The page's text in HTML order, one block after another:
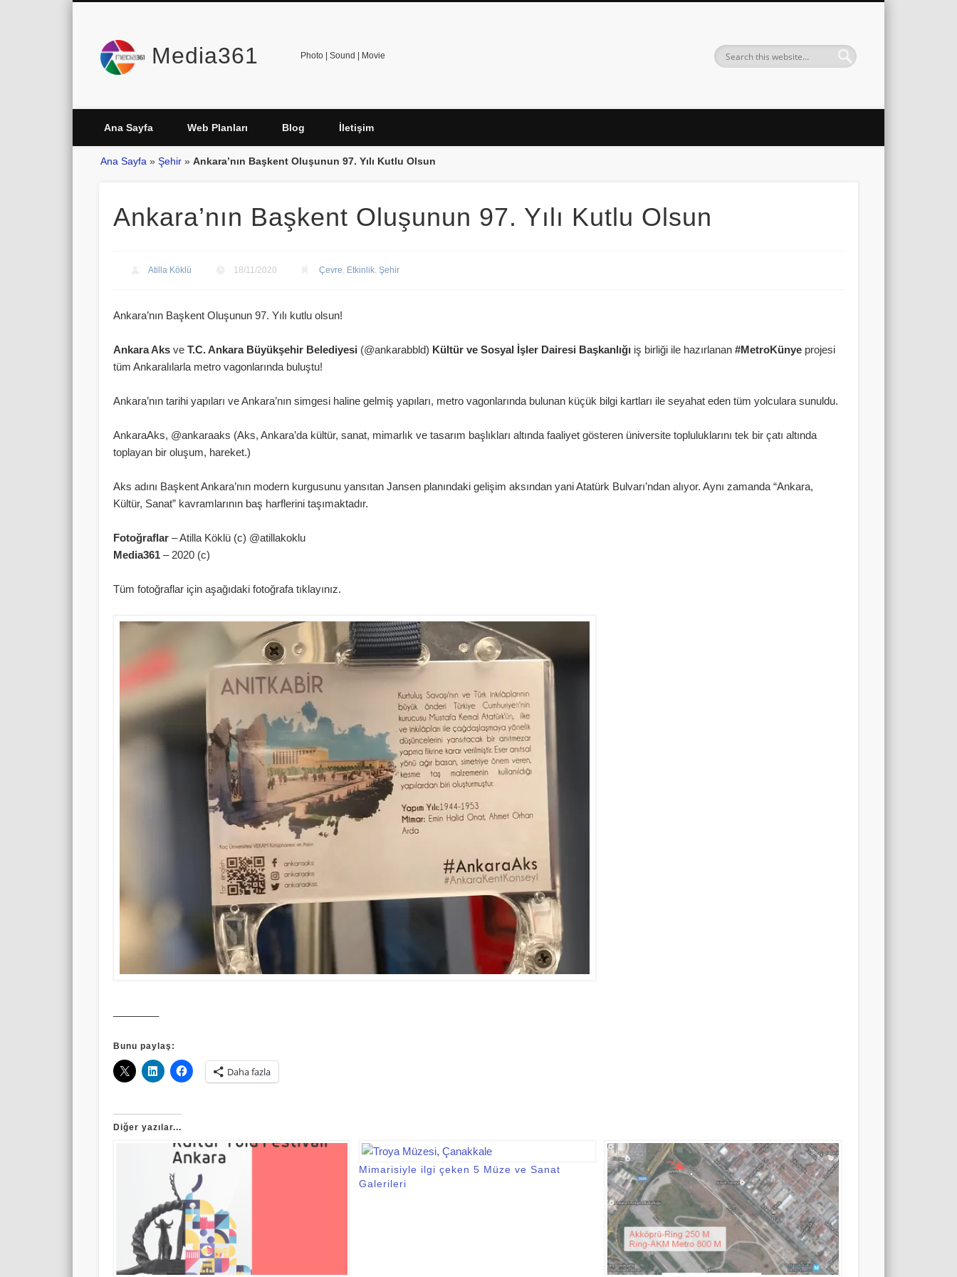
Media361 Photo | Sound | Movie
Ana Sayfa Web Planları Blog İletişim
Ana Sayfa » Şehir » Ankara’nın Başkent Oluşunun 97. Yılı Kutlu Olsun
Ankara’nın Başkent Oluşunun 97. Yılı Kutlu Olsun
Atilla Köklü 18/11/2020 Çevre, Etkinlik, Şehir
Ankara’nın Başkent Oluşunun 97. Yılı kutlu olsun!
Ankara Aksve T.C. Ankara Büyükşehir Belediyesi (@ankarabbld) Kültür ve Sosyal İşler Dairesi Başkanlığıiş birliği ile hazırlanan #MetroKünyeprojesi
tüm Ankaralılarla metro vagonlarında buluştu!
Ankara’nın tarihi yapıları ve Ankara’nın simgesi haline gelmiş yapıları, metro vagonlarında bulunan küçük bilgi kartları ile seyahat eden tüm yolculara sunuldu.
AnkaraAks, @ankaraaks (Aks, Ankara’da kültür, sanat, mimarlık ve tasarım başlıkları altında faaliyet gösteren üniversite topluluklarını tek bir çatı altında
toplayan bir oluşum, hareket.)
Aks adını Başkent Ankara’nın modern kurgusunu yansıtan Jansen planındaki gelişim aksından yani Atatürk Bulvarı’ndan alıyor. Aynı zamanda “Ankara,
Kültür, Sanat” kavramlarının baş harflerini taşımaktadır.
Fotoğraflar– Atilla Köklü (c) @atillakoklu
Media361– 2020 (c)
Tüm fotoğraflar için aşağıdaki fotoğrafa tıklayınız.
Bunu paylaş:
Daha fazla
Diğer yazılar...
Mimarisiyle ilgi çeken 5 Müze ve Sanat
Galerileri